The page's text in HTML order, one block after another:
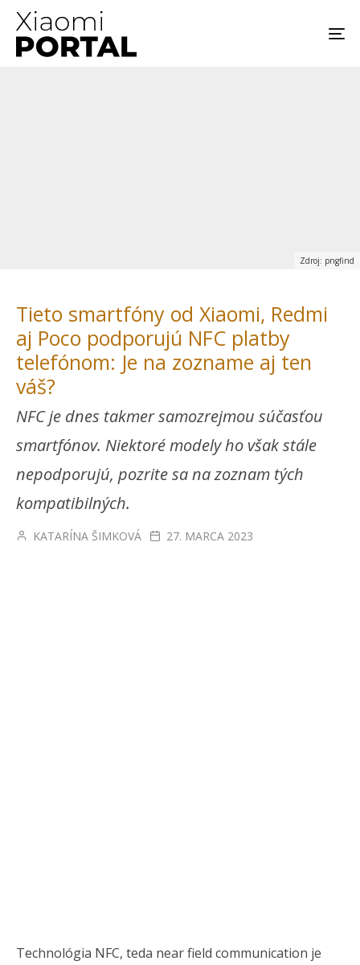
Zdroj: pngfind
Tieto smartfóny od Xiaomi, Redmi
aj Poco podporujú NFC platby
telefónom: Je na zozname aj ten
váš?
NFC je dnes takmer samozrejmou súčasťou
smartfónov. Niektoré modely ho však stále
nepodporujú, pozrite sa na zoznam tých
kompatibilných.
KATARÍNA ŠIMKOVÁ 27. MARCA 2023
Technológia NFC, teda near field communication je